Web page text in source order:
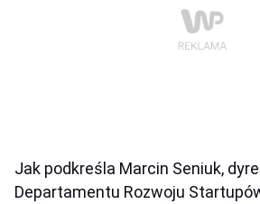
Jak podkreśla Marcin Seniuk,
Departamentu Rozwoju